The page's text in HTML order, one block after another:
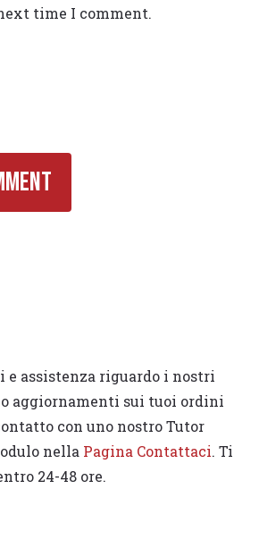
time I comment.
e assistenza riguardo i nostri
aggiornamenti sui tuoi ordini
con uno nostro Tutor
nella Pagina Contattaci. Ti
24-48 ore.